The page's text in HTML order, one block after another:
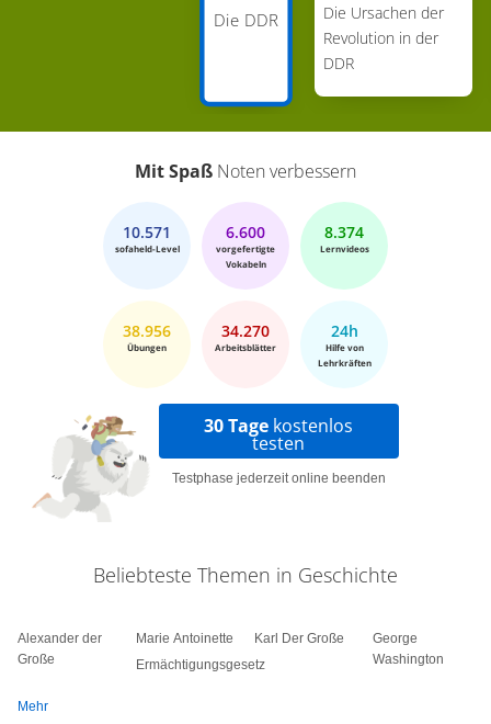
Die DDR
Die Ursachen der
Revolution in der
DDR
Mit Spaß Noten verbessern
10.571
sofaheld-Level
6.600
vorgefertigte
Vokabeln
8.374
Lernvideos
38.956
Übungen
34.270
Arbeitsblätter
24h
Hilfe von
Lehrkräften
30 Tage kostenlos
testen
Testphase jederzeit online beenden
Beliebteste Themen in Geschichte
Alexander der
Große
Marie Antoinette
Ermächtigungsgesetz
Karl Der Große
George
Washington
Mehr